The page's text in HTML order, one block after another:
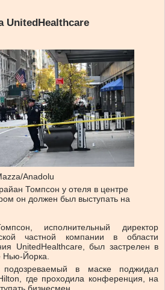
UnitedHealthcare
Anadolu
Томпсон у отеля в центре
он должен был выступать на
исполнительный директор
частной компании в области
UnitedHealthcare, был застрелен в
Нью-Йорка.
в маске поджидал
где проходила конференция, на
бизнесмен.